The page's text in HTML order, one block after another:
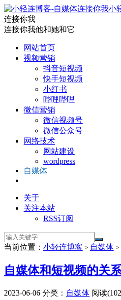
小
连接你我
连接你我他和她和它
网站首页
视频营销
抖音短视频
快手短视频
小红书
哔哩哔哩
微信营销
微信视频号
微信公众号
网络技术
网站建设
wordpress
自媒体
关于
关注本站
RSS订阅
当前位置： 小轻连博客 > 自媒体 >
自媒体和短视频的关
2023-06-06 分类： 自媒体 阅读